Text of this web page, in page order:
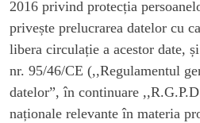
2016 privind protecția
privește prelucrarea datelor cu
libera circulație a acestor date,
nr. 95/46/CE (,,Regulamentul
datelor”, în continuare
naționale relevante în materia